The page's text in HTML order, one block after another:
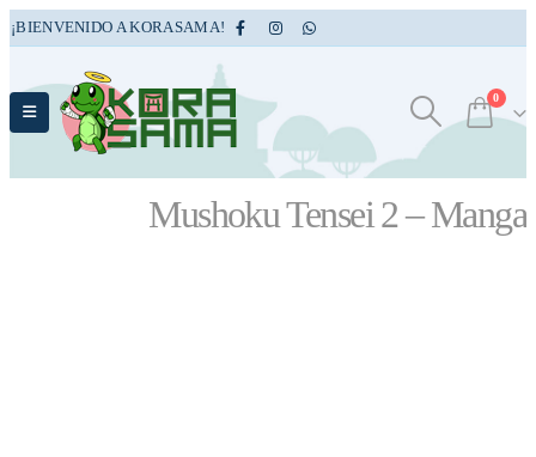
¡BIENVENIDO A KORASAMA!
0
Mushoku Tensei 2 – Manga